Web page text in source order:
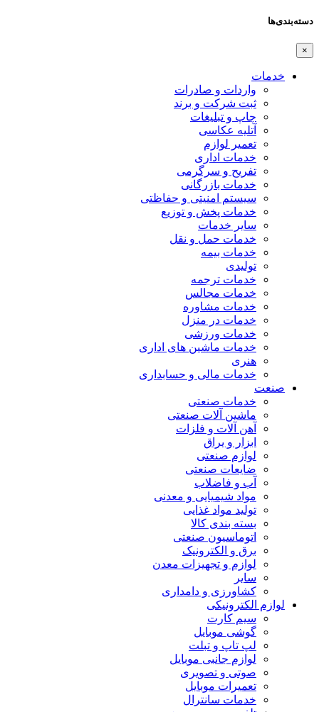
دسته‌بندی‌ها
×
خدمات
واردات و صادرات
ثبت شرکت و برند
چاپ و تبلیغات
آتلیه عکاسی
تعمیر لوازم
خدمات اداری
تفریح و سرگرمی
خدمات بازرگانی
سیستم امنیتی و حفاظتی
خدمات پخش و توزیع
سایر خدمات
خدمات حمل و نقل
خدمات بیمه
تولیدی
خدمات ترجمه
خدمات مجالس
خدمات مشاوره
خدمات در منزل
خدمات ورزشی
خدمات ماشین های اداری
هنری
خدمات مالی و حسابداری
صنعت
خدمات صنعتی
ماشین آلات صنعتی
آهن آلات و فلزات
ابزار و یراق
لوازم صنعتی
ضایعات صنعتی
آب و فاضلاب
مواد شیمیایی و معدنی
تولید مواد غذایی
بسته بندی کالا
اتوماسیون صنعتی
برق و الکترونیک
لوازم و تجهیزات معدن
سایر
کشاورزی و دامداری
لوازم الکترونیکی
سیم کارت
گوشی موبایل
لپ تاپ و تبلت
لوازم جانبی موبایل
صوتی و تصویری
تعمیرات موبایل
خدمات سانترال